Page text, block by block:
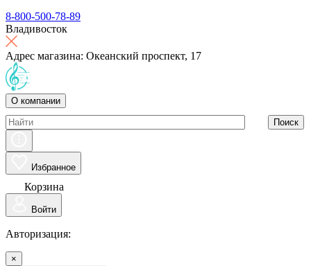
8-800-500-78-89
Владивосток
Адрес магазина: Океанский проспект, 17
О компании
Поиск
Избранное
Корзина
Войти
Авторизация:
×